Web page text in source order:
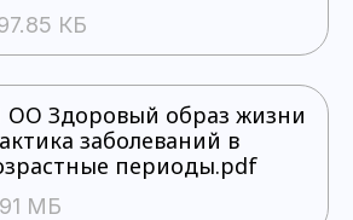
КБ
ОО Здоровый образ жизни
заболеваний в
периоды.pdf
МБ